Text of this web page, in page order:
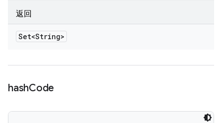
返回
Set<String>
hashCode